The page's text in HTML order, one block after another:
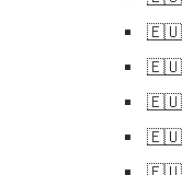
🇪🇺
🇪🇺
🇪🇺
🇪🇺